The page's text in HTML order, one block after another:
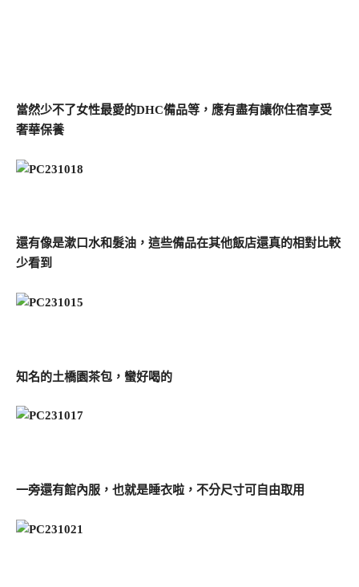
當然少不了女性最愛的DHC備品等，應有盡有讓你住宿享受
奢華保養
還有像是漱口水和髮油，這些備品在其他飯店還真的相對比較
少看到
知名的土橋園茶包，蠻好喝的
一旁還有館內服，也就是睡衣啦，不分尺寸可自由取用